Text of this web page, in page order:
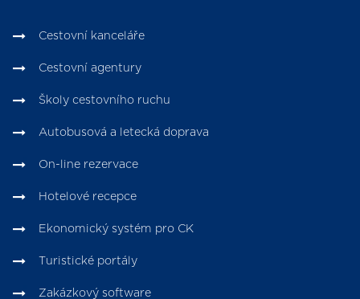
Cestovní kanceláře
Cestovní agentury
Školy cestovního ruchu
Autobusová a letecká doprava
On-line rezervace
Hotelové recepce
Ekonomický systém pro CK
Turistické portály
Zakázkový software